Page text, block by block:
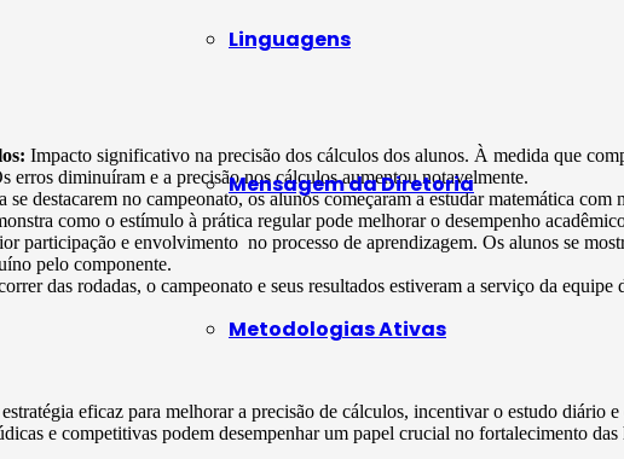
Linguagens
Mensagem da Diretoria
Metodologias Ativas
Impacto significativo na precisão dos cálculos dos alunos. À medida que
erros diminuíram e a precisão nos cálculos aumentou notavelmente.
se destacarem no campeonato, os alunos começaram a estudar matemática
como o estímulo à prática regular pode melhorar o desempenho
participação e envolvimento no processo de aprendizagem. Os alunos se
pelo componente.
das rodadas, o campeonato e seus resultados estiveram a serviço da
eficaz para melhorar a precisão de cálculos, incentivar o estudo diário
e competitivas podem desempenhar um papel crucial no fortalecimento